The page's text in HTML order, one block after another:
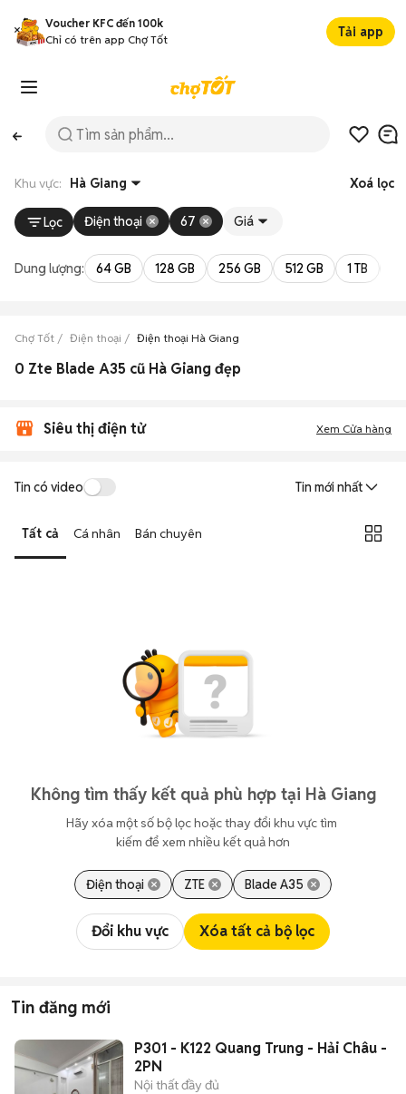
Voucher KFC đến 100k
Chỉ có trên app Chợ Tốt
Tải app
Khu vực: Hà Giang Xoá lọc
Lọc Điện thoại 67 Giá
Dung lượng: 64 GB 128 GB 256 GB 512 GB 1 TB
Chợ Tốt Điện thoại Điện thoại Hà Giang
0 Zte Blade A35 cũ Hà Giang đẹp
Siêu thị điện tử Xem Cửa hàng
Tin có video Tin mới nhất
Tất cả Cá nhân Bán chuyên
Không tìm thấy kết quả phù hợp tại Hà Giang
Hãy xóa một số bộ lọc hoặc thay đổi khu vực tìm
kiếm để xem nhiều kết quả hơn
Điện thoại ZTE Blade A35
Đổi khu vực Xóa tất cả bộ lọc
Tin đăng mới
P301 - K122 Quang Trung - Hải Châu -
2PN
Nội thất đầy đủ